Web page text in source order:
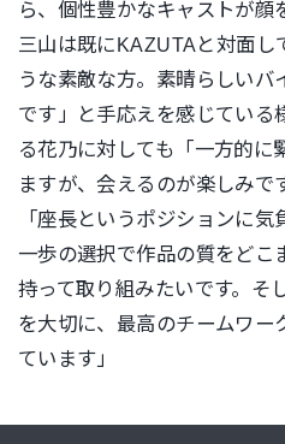
ら、 個性豊かなキャストが顔
三山は既にKAZUTAと対面し
うな素敵な方。 素晴らしいバ
です」
と手応えを感じている
る花乃に対しても「一方的に
ますが、会えるのが楽しみで
「座長というポジションに気
一歩の選択で作品の質をどこ
持って取り組みたいです。そ
を大切に、 最高のチームワー
ています」